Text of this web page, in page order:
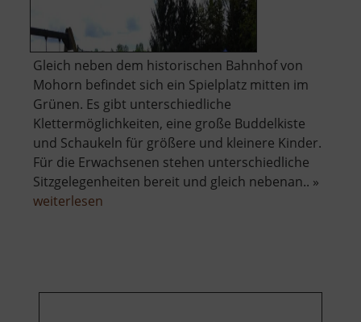
Gleich neben dem historischen Bahnhof von
Mohorn befindet sich ein Spielplatz mitten im
Grünen. Es gibt unterschiedliche
Klettermöglichkeiten, eine große Buddelkiste
und Schaukeln für größere und kleinere Kinder.
Für die Erwachsenen stehen unterschiedliche
Sitzgelegenheiten bereit und gleich nebenan.. »
weiterlesen